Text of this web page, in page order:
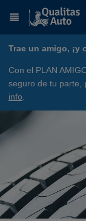
Trae un amigo, ¡y
Con el PLAN
seguro de tu parte,
info